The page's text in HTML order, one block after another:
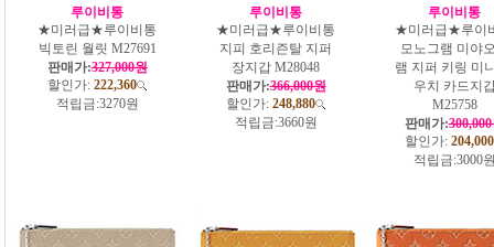
루이비통
★미러급★루이비통
빅토린 월릿 M27691
판매가:327,000원
할인가: 222,360
적립금:3270원
루이비통
★미러급★루이비통
지피 호리즌탈 지퍼
장지갑 M28048
판매가:366,000원
할인가: 248,880
적립금:3660원
루이비통
★미러급★루이
모노그램 미야
램 지퍼 키링 미
우치 카드지
M25758
판매가:
할인가: 204,000
적립금:3000